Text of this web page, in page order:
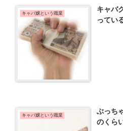
キャバ嬢という職業
キャバ
ってい
キャバ嬢という職業
ぶっち
のくら